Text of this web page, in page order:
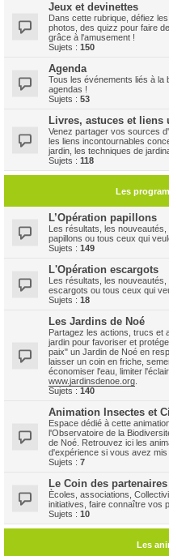
Jeux et devinettes
Dans cette rubrique, défiez
photos, des quizz pour faire
grâce à l'amusement !
Sujets : 150
Agenda
Tous les événements liés à la
agendas !
Sujets : 53
Livres, astuces et liens
Venez partager vos sources
les liens incontournables
jardin, les techniques de
Sujets : 118
Les
L’Opération papillons
Les résultats, les
papillons ou tous ceux qui
Sujets : 149
L'Opération escargots
Les résultats, les
escargots ou tous ceux qui
Sujets : 18
Les Jardins de Noé
Partagez les actions, trucs et
jardin pour favoriser et
paix" un Jardin de Noé en
laisser un coin en friche,
économiser l'eau, limiter
www.jardinsdenoe.org
Sujets : 140
Animation Insectes et
Espace dédié à cette
l'Observatoire de la
de Noé. Retrouvez ici les
d'expérience si vous avez
Sujets : 7
Le Coin des partenaires
Ècoles, associations,
initiatives, faire connaître vos
Sujets : 10
Les